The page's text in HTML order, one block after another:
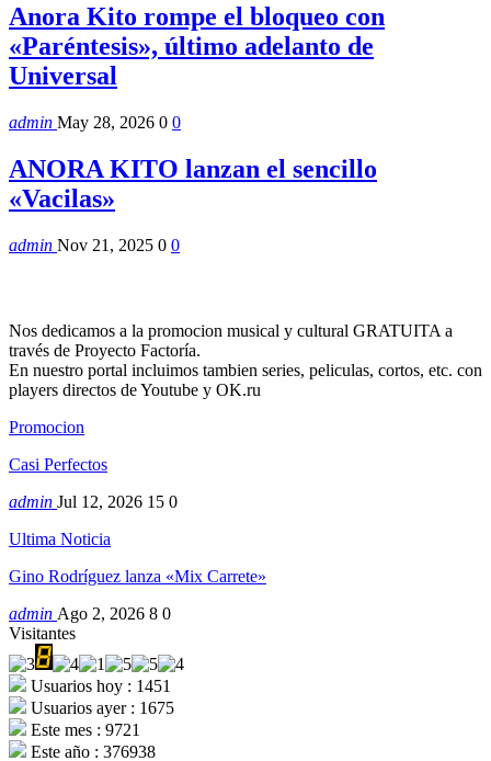
Anora Kito rompe el bloqueo con
«Paréntesis», último adelanto de
Universal
admin May 28, 2026 0 0
ANORA KITO lanzan el sencillo
«Vacilas»
admin Nov 21, 2025 0 0
Nos dedicamos a la promocion musical y cultural GRATUITA a
través de Proyecto Factoría.
En nuestro portal incluimos tambien series, peliculas, cortos, etc. con
players directos de Youtube y OK.ru
Promocion
Casi Perfectos
admin Jul 12, 2026 15 0
Ultima Noticia
Gino Rodríguez lanza «Mix Carrete»
admin Ago 2, 2026 8 0
Visitantes
Usuarios hoy : 1451
Usuarios ayer : 1675
Este mes : 9721
Este año : 376938